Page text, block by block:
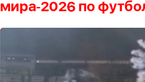
мира‑2026 по